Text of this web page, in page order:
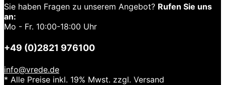
Sie haben Fragen zu unserem Angebot? Rufen Sie uns
an:
Mo - Fr. 10:00-18:00 Uhr
+49 (0)2821 976100
info@vrede.de
* Alle Preise inkl. 19% Mwst. zzgl. Versand